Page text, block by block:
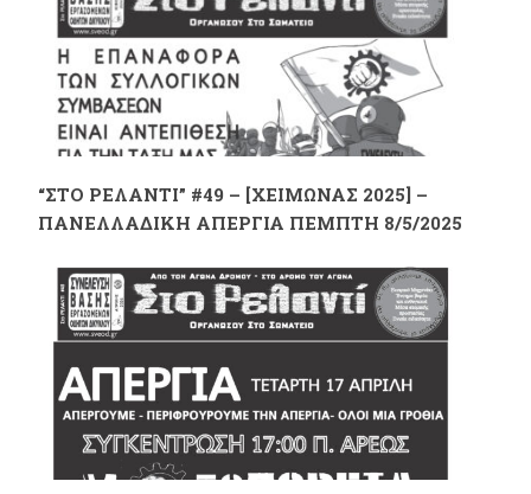
“ΣΤΟ ΡΕΛΑΝΤΙ” #49 – [ΧΕΙΜΩΝΑΣ 2025] –
ΠΑΝΕΛΛΑΔΙΚΗ ΑΠΕΡΓΙΑ ΠΕΜΠΤΗ 8/5/2025